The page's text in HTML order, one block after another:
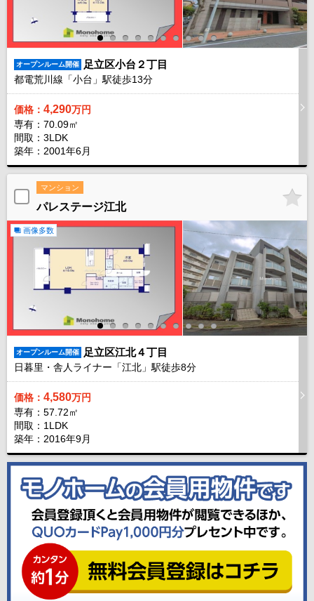
オープンルーム開催 足立区小台２丁目
都電荒川線「小台」駅徒歩13分
価格： 4,290万円
専有：70.09㎡
間取：3LDK
築年：2001年6月
マンション
パレステージ江北
画像多数
オープンルーム開催 足立区江北４丁目
日暮里・舎人ライナー「江北」駅徒歩8分
価格： 4,580万円
専有：57.72㎡
間取：1LDK
築年：2016年9月